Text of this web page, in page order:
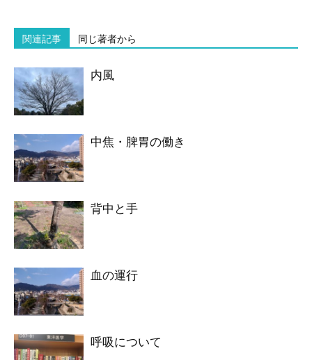
関連記事 同じ著者から
内風
中焦・脾胃の働き
背中と手
血の運行
呼吸について